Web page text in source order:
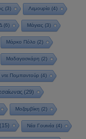
(3) Λεμουρία (4)
(6) Μάγιας (3)
Μάρκο Πόλο (2)
Μαδαγασκάρη (2)
Πομπαντούρ (4)
(29)
Μοζαμβίκη (2)
Νέα Γουινέα(4)